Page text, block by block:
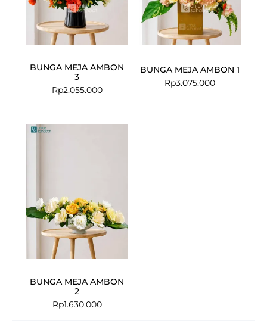
BUNGA MEJA AMBON
3
Rp2.055.000
BUNGA MEJA AMBON 1
Rp3.075.000
BUNGA MEJA AMBON
2
Rp1.630.000